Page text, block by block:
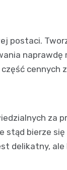
postaci.
naprawdę
cennych
za
stąd bierze się
delikatny, ale